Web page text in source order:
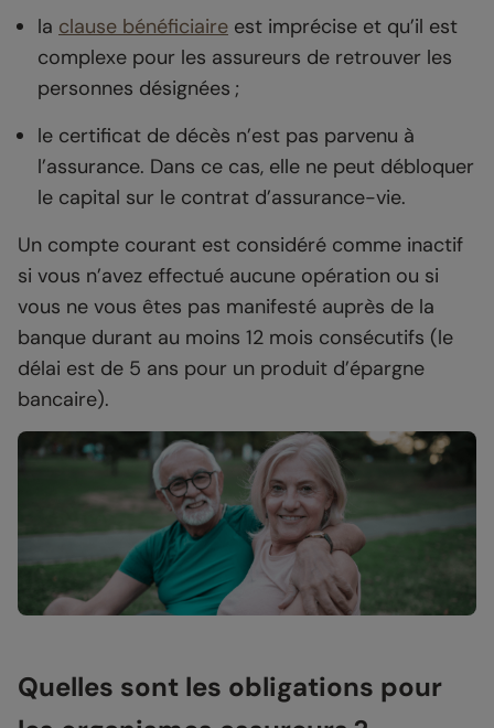
la clause bénéficiaire est imprécise et qu’il est
complexe pour les assureurs de retrouver les
personnes désignées ;
le certificat de décès n’est pas parvenu à
l’assurance. Dans ce cas, elle ne peut débloquer
le capital sur le contrat d’assurance-vie.
Un compte courant est considéré comme inactif
si vous n’avez effectué aucune opération ou si
vous ne vous êtes pas manifesté auprès de la
banque durant au moins 12 mois consécutifs (le
délai est de 5 ans pour un produit d’épargne
bancaire).
Quelles sont les obligations pour